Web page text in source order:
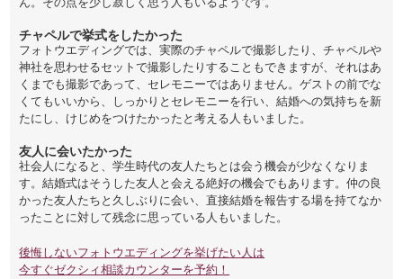
チャペルで挙式をしたかった
フォトウエディングでは、実際のチャペルで撮影したり、チャペルや
神社を思わせるセットで撮影したりすることもできますが、それはあ
くまでも撮影であって、セレモニーではありません。ゲストの前でな
くてもいいから、しっかりとセレモニーを行い、結婚への気持ちを新
たにし、けじめをつけたかったと考える人もいました。
友人に会いたかった
社会人になると、学生時代の友人たちとは会う機会が少なくなりま
す。結婚式はそうした友人と会える絶好の機会でもあります。仲の良
かった友人たちと久しぶりに会い、直接結婚を報告する場を持てなか
ったことに対して残念に思っている人もいました。
後悔しないフォトウエディングを挙げたい人は
今すぐゼクシィ相談カウンターを予約！